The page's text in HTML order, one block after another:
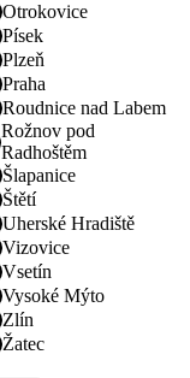
Otrokovice
Písek
Plzeň
Praha
Roudnice nad Labem
Rožnov pod
Radhoštěm
Šlapanice
Štětí
Uherské Hradiště
Vizovice
Vsetín
Vysoké Mýto
Zlín
Žatec